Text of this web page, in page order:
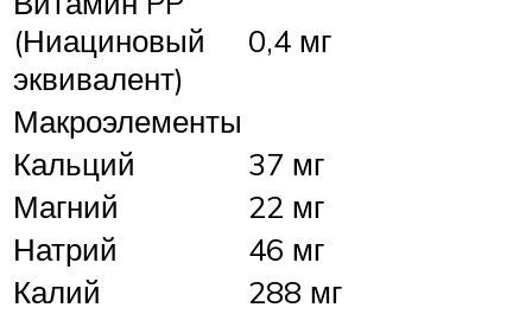
(Ниациновый
эквивалент)
0,4 мг
Макроэлементы
Кальций
37 мг
Магний
22 мг
Натрий
46 мг
Калий
288 мг